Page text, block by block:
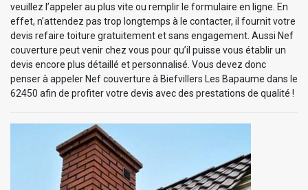
veuillez l’appeler au plus vite ou remplir le formulaire en ligne. En
effet, n’attendez pas trop longtemps à le contacter, il fournit votre
devis refaire toiture gratuitement et sans engagement. Aussi Nef
couverture peut venir chez vous pour qu’il puisse vous établir un
devis encore plus détaillé et personnalisé. Vous devez donc
penser à appeler Nef couverture à Biefvillers Les Bapaume dans le
62450 afin de profiter votre devis avec des prestations de qualité !